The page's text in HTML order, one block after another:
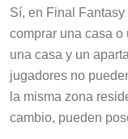
Sí, en Final
comprar una casa
una casa y un
jugadores no
la misma zona
cambio, pueden